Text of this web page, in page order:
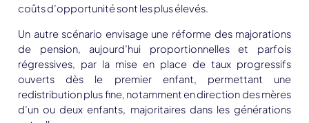
coûts d’opportunité sont les plus élevés.
Un autre scénario envisage une réforme des majorations
de pension, aujourd’hui proportionnelles et parfois
régressives, par la mise en place detaux progressifs
ouverts dès le premier enfant , permettant une
redistribution plus fine, notamment en direction des mères
d’un ou deux enfants, majoritaires dans les générations